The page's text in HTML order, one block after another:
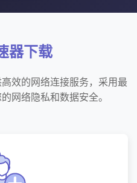
器下载
效的网络连接服务，采用最
网络隐私和数据安全。